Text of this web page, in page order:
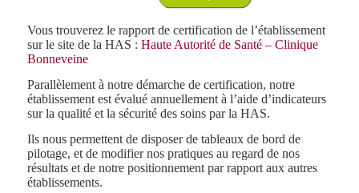
Vous trouverez le rapport de certification de l’établissement
sur le site de la HAS : Haute Autorité de Santé – Clinique
Bonneveine
Parallèlement à notre démarche de certification, notre
établissement est évalué annuellement à l’aide d’indicateurs
sur la qualité et la sécurité des soins par la HAS.
Ils nous permettent de disposer de tableaux de bord de
pilotage, et de modifier nos pratiques au regard de nos
résultats et de notre positionnement par rapport aux autres
établissements.